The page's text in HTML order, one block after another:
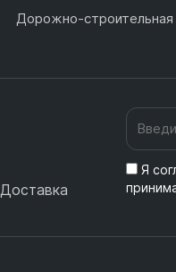
Дорожно-строительная
Доставка
Я